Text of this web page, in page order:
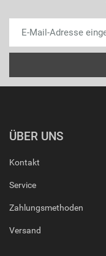
ÜBER UNS
Kontakt
Service
Zahlungsmethoden
Versand